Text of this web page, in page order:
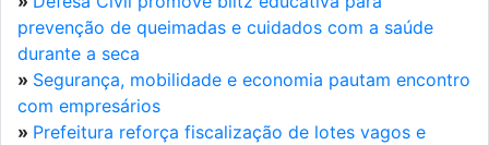
prevenção de queimadas e cuidados com a saúde
durante a seca
» Segurança, mobilidade e economia pautam encontro
com empresários
» Prefeitura reforça fiscalização de lotes vagos e